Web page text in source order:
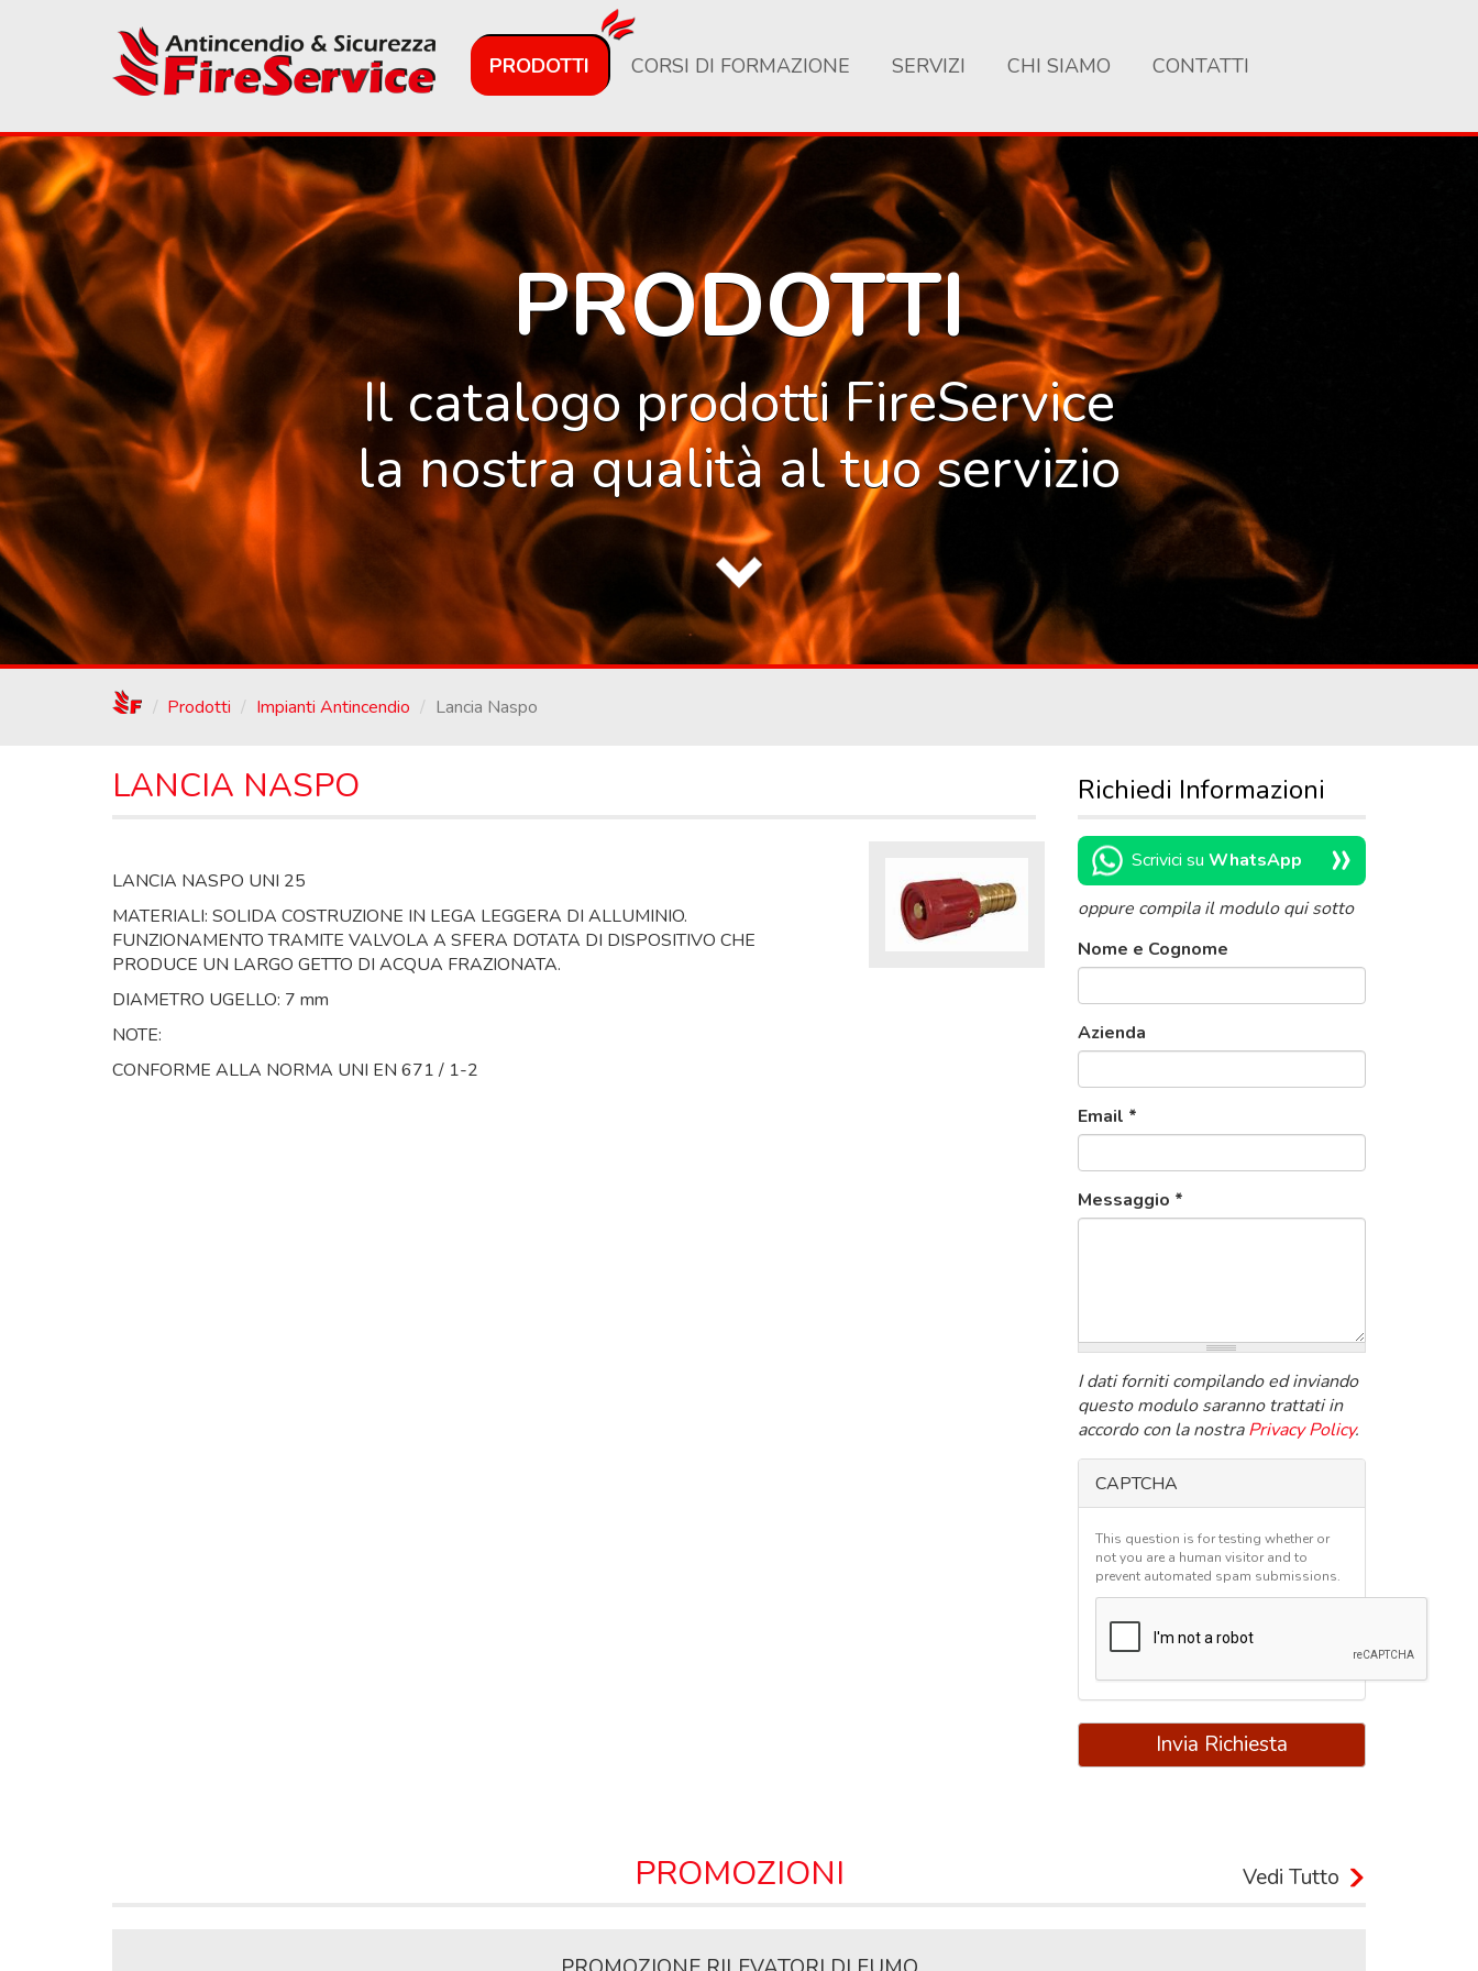
PRODOTTI CORSI DI FORMAZIONE SERVIZI CHI SIAMO CONTATTI
PRODOTTI
Il catalogo prodotti FireService
la nostra qualità al tuo servizio
/ Prodotti Impianti Antincendio Lancia Naspo
LANCIA NASPO
LANCIA NASPO UNI 25
MATERIALI: SOLIDA COSTRUZIONE IN LEGA LEGGERA DI ALLUMINIO.
FUNZIONAMENTO TRAMITE VALVOLA A SFERA DOTATA DI DISPOSITIVO CHE
PRODUCE UN LARGO GETTO DI ACQUA FRAZIONATA.
DIAMETRO UGELLO: 7 mm
NOTE:
CONFORME ALLA NORMA UNI EN 671 / 1-2
Richiedi Informazioni
Scrivici su WhatsApp »
oppure compila il modulo qui sotto
Nome e Cognome
Azienda
Email *
Messaggio *
I dati forniti compilando ed inviando
questo modulo saranno trattati in
accordo con la nostraPrivacy Policy.
CAPTCHA
This question is for testing whether or
not you are a human visitor and to
prevent automated spam submissions.
Invia Richiesta
PROMOZIONI Vedi Tutto